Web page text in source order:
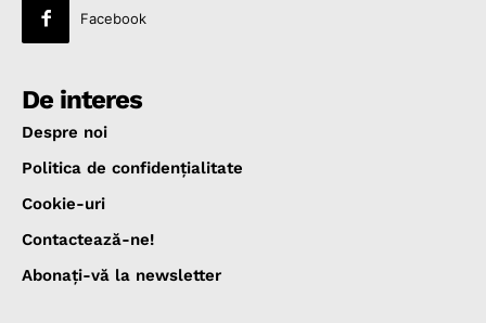
Facebook
De interes
Despre noi
Politica de confidenţialitate
Cookie-uri
Contactează-ne!
Abonaţi-vă la newsletter